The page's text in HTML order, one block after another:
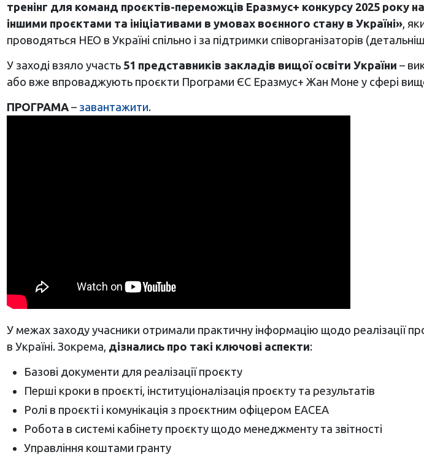
тренінг для команд проєктів-переможців Еразмус+ конкурсу 2025 року
іншими проєктами та ініціативами в умовах воєнного стану в Україні»,
проводяться НЕО в Україні спільно і за підтримки співорганізаторів
У заході взяло участь 51 представників закладів вищої освіти України –
або вже впроваджують проєкти Програми ЄС Еразмус+ Жан Моне у сфері
ПРОГРАМА– завантажити.
У межах заходу учасники отримали практичну інформацію щодо реалізації
в Україні. Зокрема, дізнались про такі ключові аспекти:
Базові документи для реалізації проєкту
Перші кроки в проєкті, інституціоналізація проєкту та результатів
Ролі в проєкті і комунікація з проєктним офіцером ЕАСЕА
Робота в системі кабінету проєкту щодо менеджменту та звітності
Управління коштами гранту